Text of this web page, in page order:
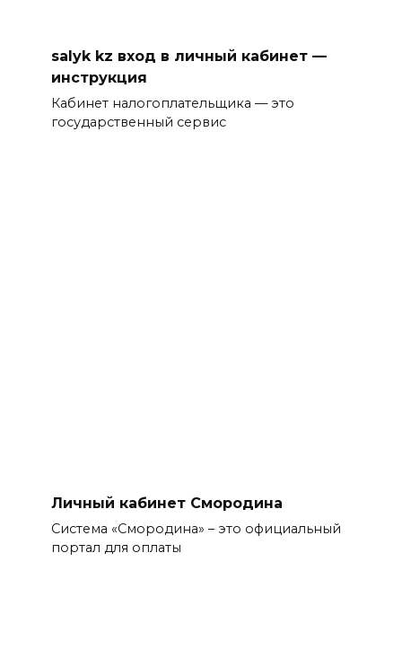
salyk kz вход в личный кабинет —
инструкция
Кабинет налогоплательщика — это
государственный сервис
Личный кабинет Смородина
Система «Смородина» – это официальный
портал для оплаты